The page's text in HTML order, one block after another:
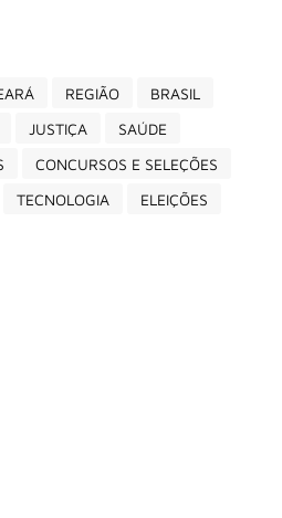
REGIÃO
BRASIL
JUSTIÇA
SAÚDE
CONCURSOS E SELEÇÕES
TECNOLOGIA ELEIÇÕES